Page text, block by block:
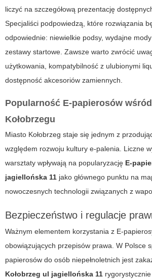
liczyć na szczegółową prezentację
Specjaliści podpowiedzą, które rozwiązania
odpowiednie: niewielkie podsy, wydajne
zestawy startowe. Zawsze warto zwrócić
użytkowania, kompatybilność z ulubionymi
dostępność akcesoriów zamiennych.
Popularność E-papierosów
Kołobrzegu
Miasto Kołobrzeg staje się jednym z
względem rozwoju kultury e-palenia. Liczne
warsztaty wpływają na popularyzację E-
jagiellońska 11 jako głównego punktu na
nowoczesnych technologii związanych z
Bezpieczeństwo i regulacje
Ważnym elementem korzystania z E-
obowiązujących przepisów prawa. W Polsce
papierosów do osób niepełnoletnich jest
Kołobrzeg ul jagiellońska 11